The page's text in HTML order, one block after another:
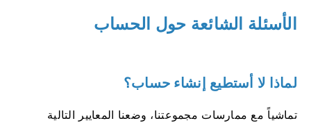
الأسئلة الشائعة حول الحساب
لماذا لا أستطيع إنشاء حساب؟
تماشياً مع ممارسات مجموعتنا، وضعنا المعايير التالية